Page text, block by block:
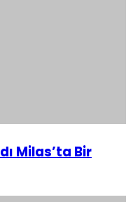
Milas’ta Bir